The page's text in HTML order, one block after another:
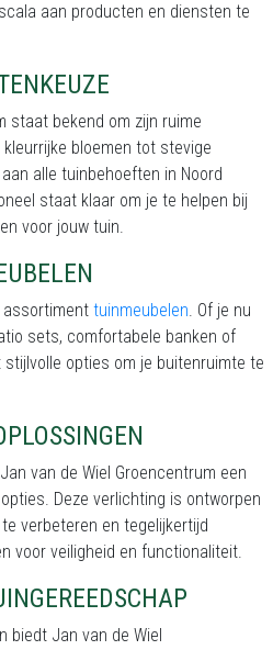
aan producten en diensten te
staat bekend om zijn ruime
kleurrijke bloemen tot stevige
alle tuinbehoeften in Noord
staat klaar om je te helpen bij
voor jouw tuin.
assortiment tuinmeubelen. Of je nu
sets, comfortabele banken of
opties om je buitenruimte te
van de Wiel Groencentrum een
opties. Deze verlichting is ontworpen
verbeteren en tegelijkertijd
voor veiligheid en functionaliteit.
biedt Jan van de Wiel